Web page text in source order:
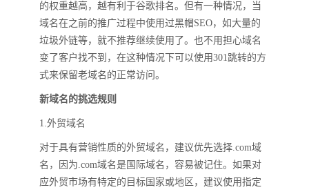
的权重越高，越有利于谷歌排名。但有一种情况，当
域名在之前的推广过程中使用过黑帽SEO，如大量的
垃圾外链等，就不推荐继续使用了。也不用担心域名
变了客户找不到，在这种情况下可以使用301跳转的方
式来保留老域名的正常访问。
新域名的挑选规则
1.外贸域名
对于具有营销性质的外贸域名，建议优先选择.com域
名，因为.com域名是国际域名，容易被记住。如果对
应外贸市场有特定的目标国家或地区，建议使用指定